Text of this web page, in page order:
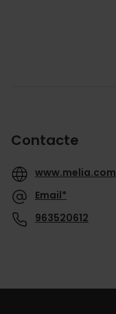
Contacte
www.melia.com
Email*
963520612